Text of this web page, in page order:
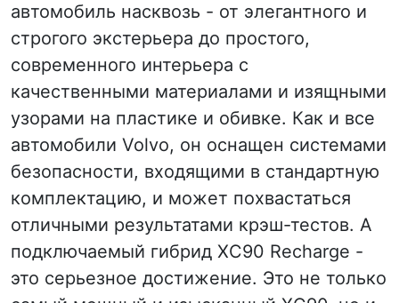
автомобиль насквозь - от элегантного и
строгого экстерьера до простого,
современного интерьера с
качественными материалами и изящными
узорами на пластике и обивке. Как и все
автомобили Volvo, он оснащен системами
безопасности, входящими в стандартную
комплектацию, и может похвастаться
отличными результатами крэш-тестов. А
подключаемый гибрид XC90 Recharge -
это серьезное достижение. Это не только